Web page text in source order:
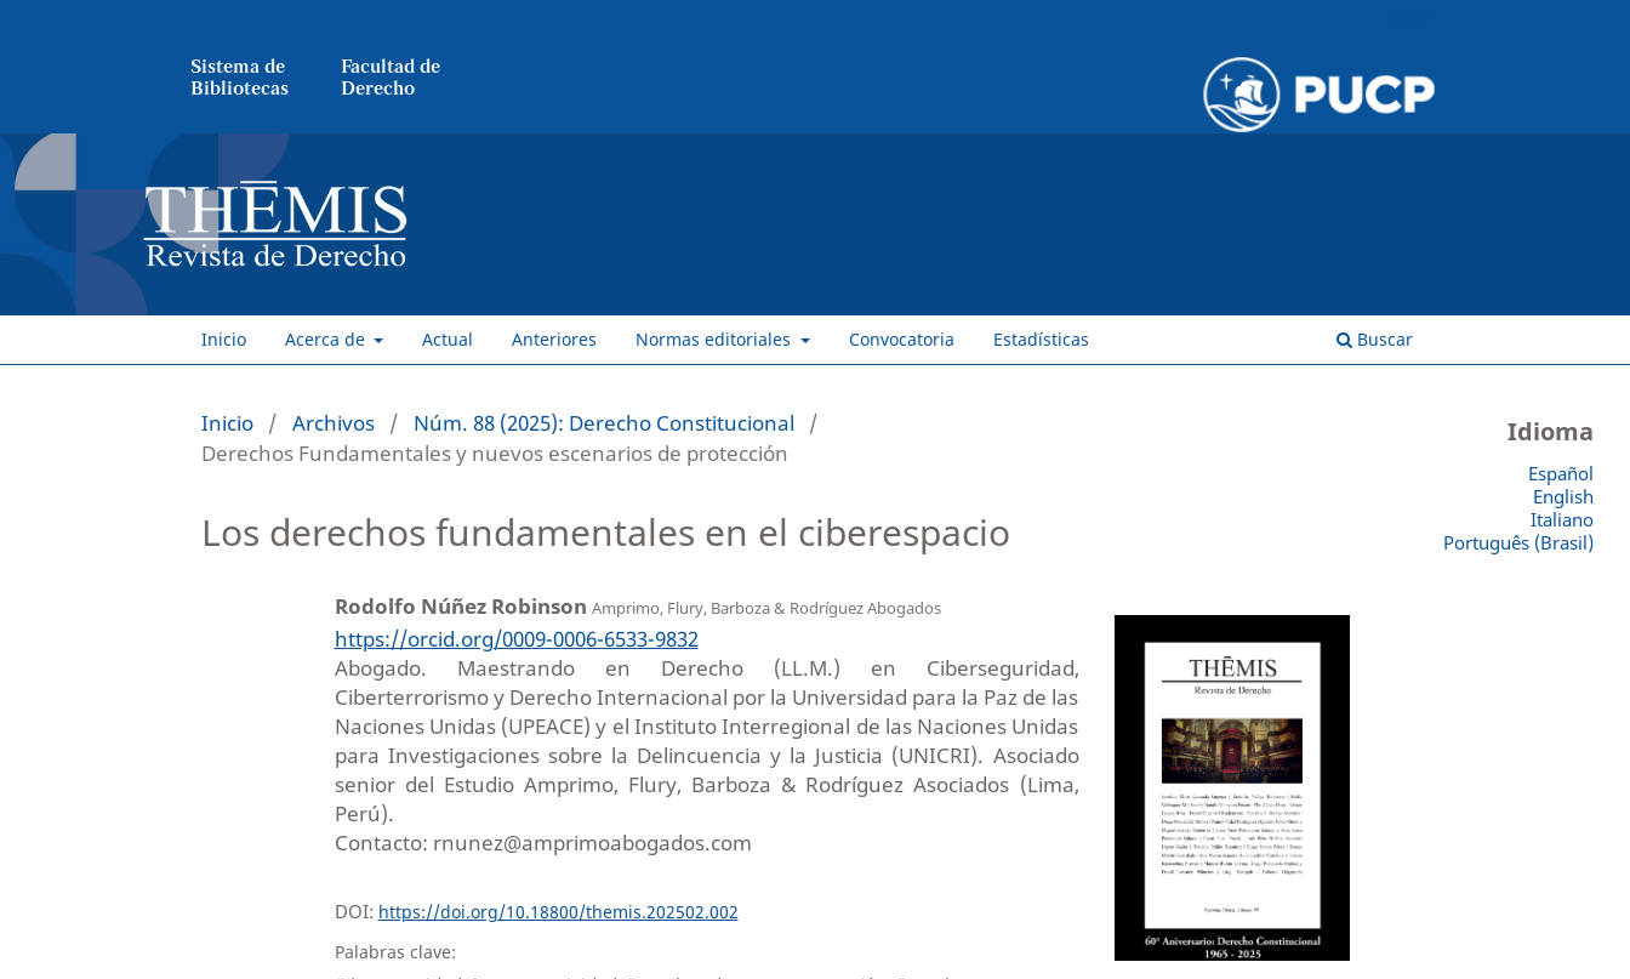
Sistema de
Bibliotecas
Facultad de
Derecho
Inicio Acerca de Actual Anteriores Normas editoriales Convocatoria Estadísticas Buscar
Inicio / Archivos / Núm. 88 (2025): Derecho Constitucional
/
Derechos Fundamentales y nuevos escenarios de protección
Los derechos fundamentales en el ciberespacio
Rodolfo Núñez Robinson Amprimo, Flury, Barboza & Rodríguez Abogados
https://orcid.org/0009-0006-6533-9832
Abogado. Maestrando en Derecho (LL.M.) en Ciberseguridad,
Ciberterrorismo y Derecho Internacional por la Universidad para la Paz de las
Naciones Unidas (UPEACE) y el Instituto Interregional de las Naciones Unidas
para Investigaciones sobre la Delincuencia y la Justicia (UNICRI). Asociado
senior del Estudio Amprimo, Flury, Barboza & Rodríguez Asociados (Lima,
Perú).
Contacto: rnunez@amprimoabogados.com
DOI: https://doi.org/10.18800/themis.202502.002
Palabras clave:
Idioma
Español
English
Italiano
Português (Brasil)